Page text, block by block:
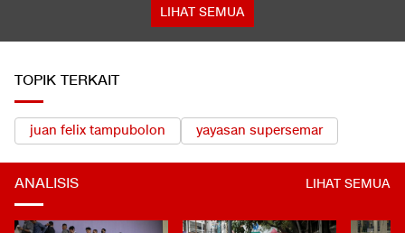
LIHAT SEMUA
TOPIK TERKAIT
juan felix tampubolon yayasan supersemar
ANALISIS LIHAT SEMUA